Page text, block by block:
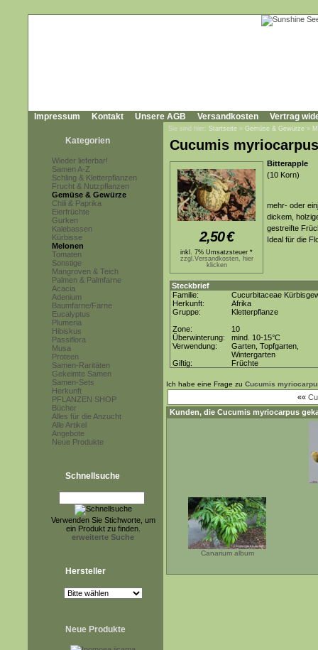
Impressum Kontakt Unsere AGB Versandkosten Vertrag
Kategorien
Wieder lieferbar!
Samen A-Z
Schling & Kletterpflanzen
Frucht & Nutzpflanzen
Gemüse & Gewürze
Chili & Paprika
Eierfrüchte
Gurken
Kalebassen
Kürbisse
Melonen
Tomaten
Sonstige
Mangroven & Teich
Palmen & Palmfarne
Acacia
Adenium
Baumfarne/Farne
Eucalyptus
Plumeria
Hibiskus
Passiflora
Musa
Proteen
Samen-Raritäten
Gekeimte Samen
Samen-Sets
Herkunft
PFLANZEN SHOP
Bücher
Alles für die Anzucht
Alle Artikel
Angebote
Neue Produkte
Schnellsuche
Verwenden Sie Stichworte, um
ein Produkt zu finden.
erweiterte Suche
Hersteller
Neue Produkte
Sie sind hier: Startseite » Gemüse & Gewürze »
Cucumis myriocarpus
2,50€
inkl. 7% Umsatzsteuer *
zzgl.Versandkosten, hier
klicken
Bitterapple
(10 Korn)
mehr- oder
dickem,
gestreifte
Ideal für die
Steckbrief
Familie:
Cucurbitaceae
Herkunft:
Afrika
Gruppe:
Kletterpflanze
Zone:
10
Überwinterung:
mind. 10-15°C
Verwendung:
Garten, Topfgarten,
Wintergarten
Giftig:
Früchte
Ich habe eine Frage zu Cucumis
««
Kunden, die Cucumis myriocarpus
Canarium album